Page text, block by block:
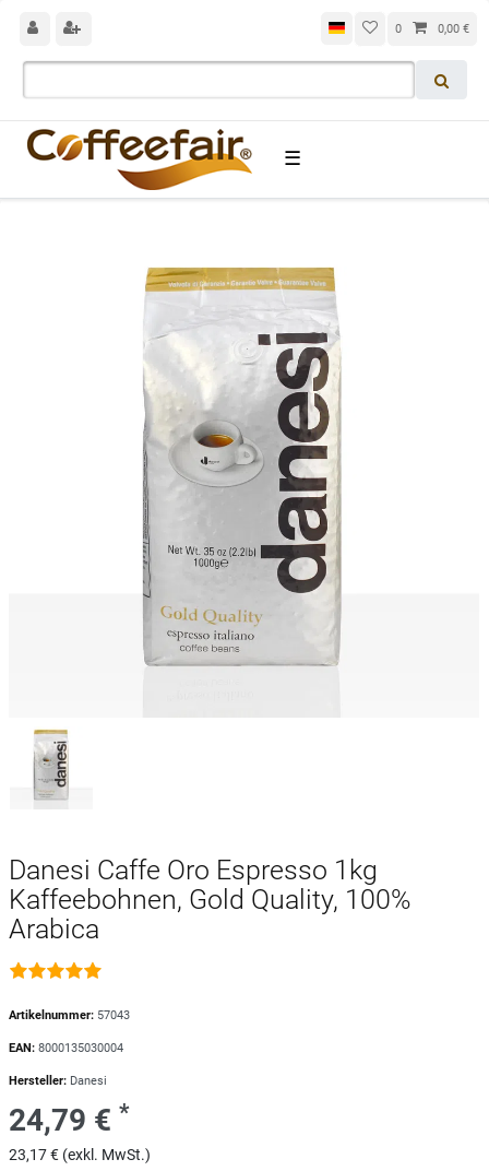
0 0,00 €
☰
Danesi Caffe Oro Espresso 1kg
Kaffeebohnen, Gold Quality, 100%
Arabica
Artikelnummer: 57043
EAN: 8000135030004
Hersteller: Danesi
24,79 € *
23,17 € (exkl. MwSt.)